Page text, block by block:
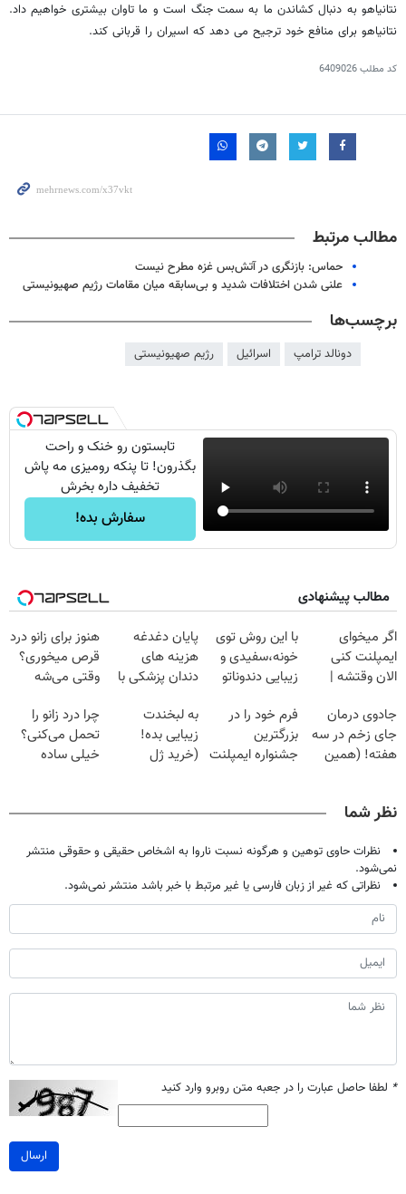
نتانیاهو به دنبال کشاندن ما به سمت جنگ است و ما تاوان بیشتری خواهیم داد.
نتانیاهو برای منافع خود ترجیح می دهد که اسیران را قربانی کند.
کد مطلب6409026
مطالب مرتبط
حماس: بازنگری در آتش‌بس غزه مطرح نیست
علنی شدن اختلافات شدید و بی‌سابقه میان مقامات رژیم صهیونیستی
برچسب‌ها
دونالد ترامپ اسرائیل رژیم صهیونیستی
تابستون رو خنک و راحت
بگذرون! تا پنکه رومیزی مه پاش
تخفیف داره بخرش
سفارش بده!
مطالب پیشنهادی
اگر میخوای
ایمپلنت کنی
الان وقتشه |
میلیون تومان!!!
با این روش توی
خونه،سفیدی و
زیبایی دندوناتو
(40%off)
پایان دغدغه
هزینه های
دندان پزشکی با
خانگی
هنوز برای زانو درد
قرص میخوری؟
وقتی می‌شه
درمانش کرد؟؟؟؟
جادوی درمان
جای زخم در سه
هفته! (همین
فرم خود را در
بزرگترین
جشنواره ایمپلنت
به لبخندت
زیبایی بده!
(خرید ژل
با40%تخفیف)
چرا درد زانو را
تحمل می‌کنی؟
خیلی ساده
نظر شما
نظرات حاوی توهین و هرگونه نسبت ناروا به اشخاص حقیقی و حقوقی منتشر
نمی‌شود.
نظراتی که غیر از زبان فارسی یا غیر مرتبط با خبر باشد منتشر نمی‌شود.
* لطفا حاصل عبارت را در جعبه متن روبرو وارد کنید
ارسال